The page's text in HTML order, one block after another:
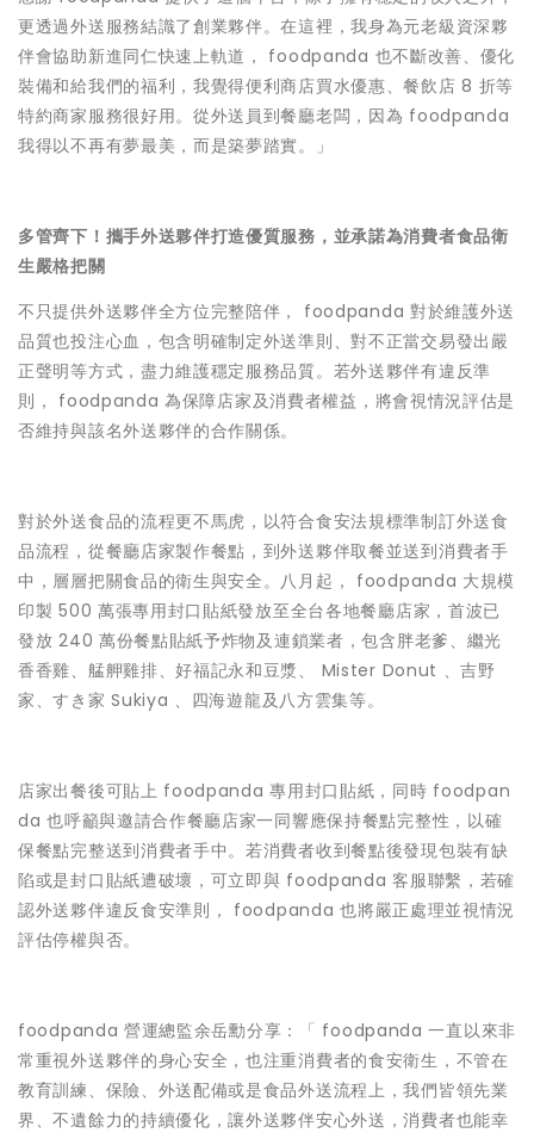
更透過外送服務結識了創業夥伴。在這裡，我身為元老級資深夥
伴會協助新進同仁快速上軌道， foodpanda 也不斷改善、優化
裝備和給我們的福利，我覺得便利商店買水優惠、餐飲店 8 折等
特約商家服務很好用。從外送員到餐廳老闆，因為 foodpanda
我得以不再有夢最美，而是築夢踏實。」
多管齊下！攜手外送夥伴打造優質服務，並承諾為消費者食品衛
生嚴格把關
不只提供外送夥伴全方位完整陪伴， foodpanda 對於維護外送
品質也投注心血，包含明確制定外送準則、對不正當交易發出嚴
正聲明等方式，盡力維護穩定服務品質。若外送夥伴有違反準
則， foodpanda 為保障店家及消費者權益，將會視情況評估是
否維持與該名外送夥伴的合作關係。
對於外送食品的流程更不馬虎，以符合食安法規標準制訂外送食
品流程，從餐廳店家製作餐點，到外送夥伴取餐並送到消費者手
中，層層把關食品的衛生與安全。八月起， foodpanda 大規模
印製 500 萬張專用封口貼紙發放至全台各地餐廳店家，首波已
發放 240 萬份餐點貼紙予炸物及連鎖業者，包含胖老爹、繼光
香香雞、艋舺雞排、好福記永和豆漿、 Mister Donut 、吉野
家、すき家 Sukiya 、四海遊龍及八方雲集等。
店家出餐後可貼上 foodpanda 專用封口貼紙，同時 foodpan
da 也呼籲與邀請合作餐廳店家一同響應保持餐點完整性，以確
保餐點完整送到消費者手中。若消費者收到餐點後發現包裝有缺
陷或是封口貼紙遭破壞，可立即與 foodpanda 客服聯繫，若確
認外送夥伴違反食安準則， foodpanda 也將嚴正處理並視情況
評估停權與否。
foodpanda 營運總監余岳勳分享：「 foodpanda 一直以來非
常重視外送夥伴的身心安全，也注重消費者的食安衛生，不管在
教育訓練、保險、外送配備或是食品外送流程上，我們皆領先業
界、不遺餘力的持續優化，讓外送夥伴安心外送，消費者也能幸